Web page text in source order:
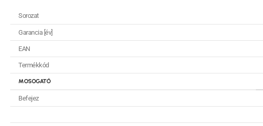
Sorozat
Garancia [év]
EAN
Termékkód
MOSOGATÓ
Befejez